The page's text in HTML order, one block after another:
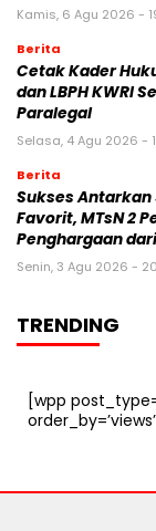
Kamis, 6 Agu 2026 -
Berita
Cetak Kader
dan LBPH KWRI
Paralegal
Selasa, 4 Agu 2026 -
Berita
Sukses Antarkan
Favorit, MTsN 2
Penghargaan
Senin, 3 Agu 2026 -
TRENDING
[wpp